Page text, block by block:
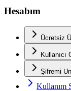
Hesabım
Ücretsiz
Kullanıcı
Şifremi
Kullanım